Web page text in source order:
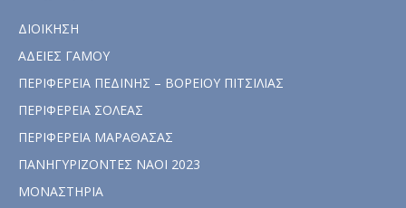
ΔΙΟΙΚΗΣΗ
ΑΔΕΙΕΣ ΓΑΜΟΥ
ΠΕΡΙΦΕΡΕΙΑ ΠΕΔΙΝΗΣ – ΒΟΡΕΙΟΥ ΠΙΤΣΙΛΙΑΣ
ΠΕΡΙΦΕΡΕΙΑ ΣΟΛΕΑΣ
ΠΕΡΙΦΕΡΕΙΑ ΜΑΡΑΘΑΣΑΣ
ΠΑΝΗΓΥΡΙΖΟΝΤΕΣ ΝΑΟΙ 2023
ΜΟΝΑΣΤΗΡΙΑ